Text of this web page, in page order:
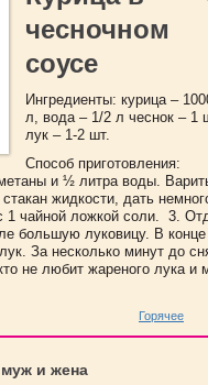
чесночном
соусе
Ингредиенты: курица –
л, вода – 1/2 л чеснок – 1
лук – 1-2 шт.
Способ приготовления:
и ½ литра воды.
жидкости, дать
1 чайной ложкой соли. 3.
большую луковицу. В конце
За несколько минут до
не любит жареного лука и
Горячее
и жена